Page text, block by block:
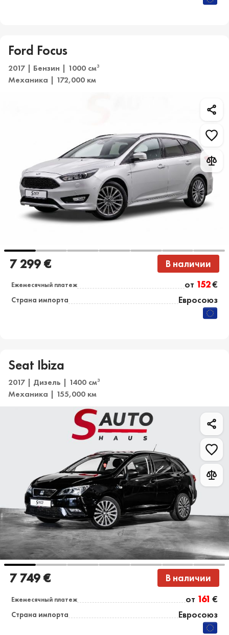
Ford Focus
2017 | Бензин | 1000 см3
Механика | 172,000 км
7 299 € В наличии
Ежемесячный платеж от 152€
Страна импорта Евросоюз
Seat Ibiza
2017 | Дизель | 1400 см3
Механика | 155,000 км
7 749 € В наличии
Ежемесячный платеж от 161 €
Страна импорта Евросоюз